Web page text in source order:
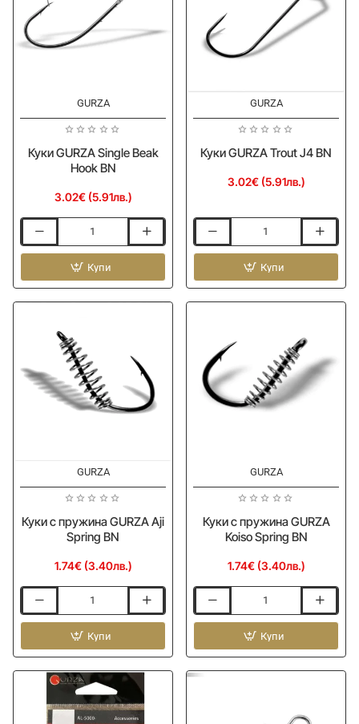
GURZA
Куки GURZA Single Beak
Hook BN
3.02€ (5.91лв.)
GURZA
Beak
Hook
Купи
GURZA
Куки GURZA Trout J4 BN
3.02€ (5.91лв.)
GURZA
J4
BN
Купи
GURZA
Куки с пружина GURZA Aji
Spring BN
1.74€ (3.40лв.)
с
GURZA
Aji
Spring
Купи
GURZA
Куки с пружина GURZA
Koiso Spring BN
1.74€ (3.40лв.)
с
GURZA
Koiso
Купи